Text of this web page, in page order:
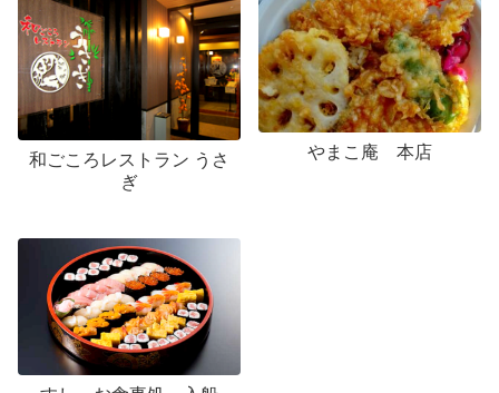
和ごころレストラン うさ
ぎ
やまこ庵 本店